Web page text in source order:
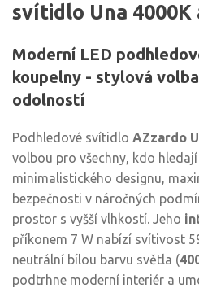
svítidlo Una
Moderní LED
koupelny - stylová
odolností
Podhledové svítidlo AZzardo
volbou pro všechny, kdo
minimalistického designu,
bezpečnosti v náročných
prostor s vyšší vlhkostí. Jeho
příkonem 7 W nabízí svítivost
neutrální bílou barvu světla (
podtrhne moderní interiér a